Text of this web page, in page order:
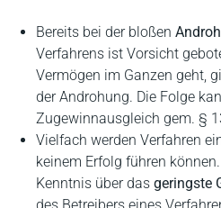
Bereits bei der bloßen
Verfahrens ist Vorsicht
Vermögen im Ganzen geht,
der Androhung. Die Folge
Zugewinnausgleich gem. §
Vielfach werden Verfahren
keinem Erfolg führen
Kenntnis über das geringste